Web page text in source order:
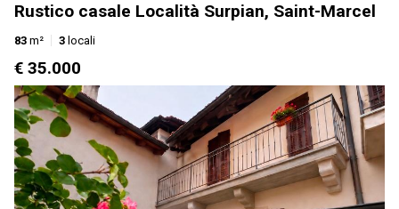
Rustico casale Località Surpian, Saint-Marcel
83 m² 3 locali
€ 35.000